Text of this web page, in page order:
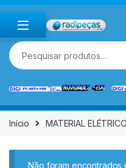
Skip to navigation
Skip to content
Pesquisar por:
Início MATERIAL
Não foram